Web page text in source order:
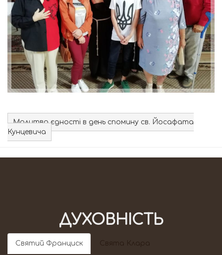
Молитва єдності в день спомину св. Йосафата
Кунцевича
ДУХОВНІСТЬ
Святий Франциск Свята Клара